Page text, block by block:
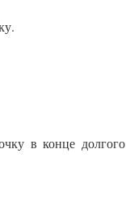
в конце долгого